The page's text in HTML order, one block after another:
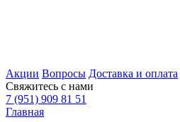
Акции Вопросы Доставка и оплата
Свяжитесь с нами
7 (951) 909 81 51
Главная